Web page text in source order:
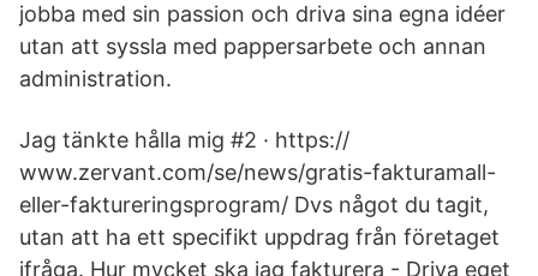
jobba med sin passion och driva sina egna idéer
utan att syssla med pappersarbete och annan
administration.
Jag tänkte hålla mig #2 · https://​
www.zervant.com/se/news/gratis-fakturamall-
eller-faktureringsprogram/ Dvs något du tagit,
utan att ha ett specifikt uppdrag från företaget
ifråga. Hur mycket ska jag fakturera - Driva eget